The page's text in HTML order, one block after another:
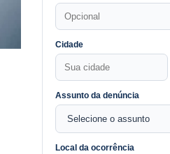
Cidade
Assunto da denúncia
Local da ocorrência